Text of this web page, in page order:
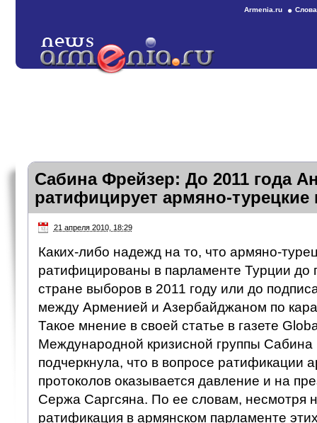
Armenia.ru
Сабина Фрейзер: До 2011 года
ратифицирует армяно-турецкие
21 апреля 2010, 18:29
Каких-либо надежд на то, что армяно-
ратифицированы в парламенте Турции до
стране выборов в 2011 году или до
между Арменией и Азербайджаном по
Такое мнение в своей статье в газете
Международной кризисной группы
подчеркнула, что в вопросе ратификации
протоколов оказывается давление и на
Сержа Саргсяна. По ее словам, несмотря
ратификация в армянском парламенте